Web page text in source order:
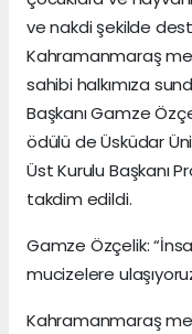
ve nakdi şekilde
Kahramanmaraş
sahibi halkımıza
Başkanı Gamze
ödülü de Üsküdar
Üst Kurulu Başkanı
takdim edildi.
Gamze Özçelik:
mucizelere
Kahramanmaraş